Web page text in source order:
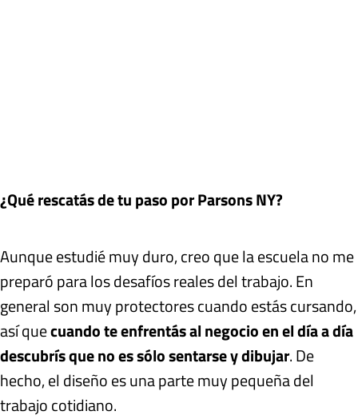
¿Qué rescatás de tu paso por Parsons NY?
Aunque estudié muy duro, creo que la escuela no me
preparó para los desafíos reales del trabajo. En
general son muy protectores cuando estás cursando,
así quecuando te enfrentás al negocio en el día a día
descubrís que no es sólo sentarse y dibujar. De
hecho, el diseño es una parte muy pequeña del
trabajo cotidiano.